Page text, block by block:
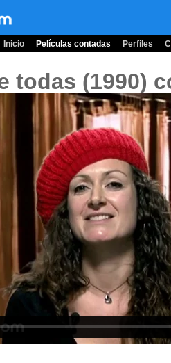
Inicio Películas contadas Perfiles
todas (1990)